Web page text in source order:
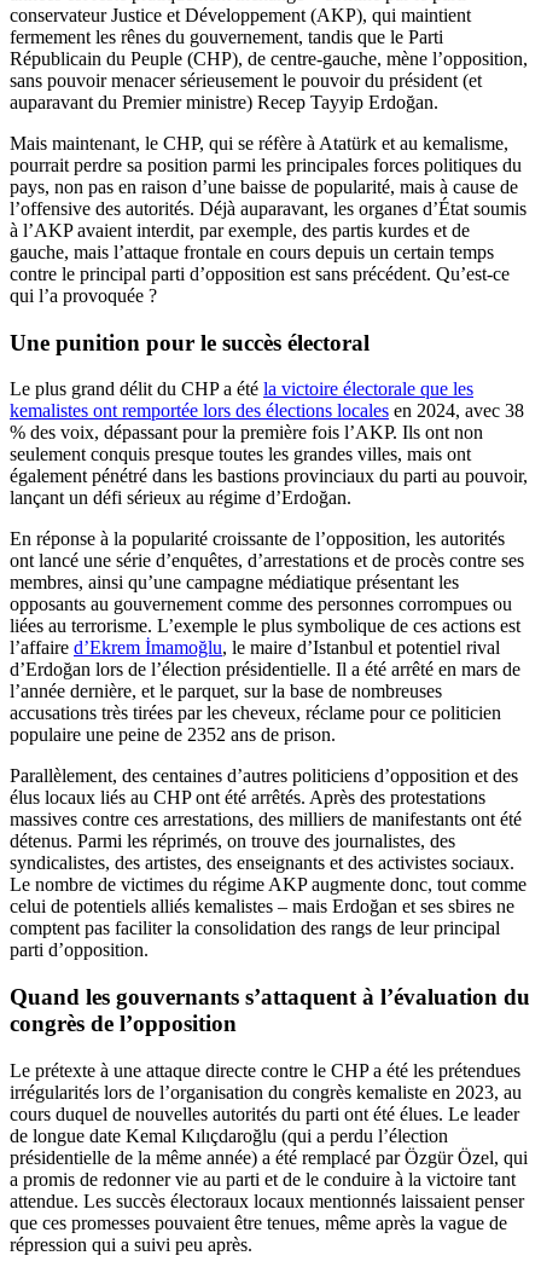
conservateur Justice et Développement (AKP), qui maintient
fermement les rênes du gouvernement, tandis que le Parti
Républicain du Peuple (CHP), de centre-gauche, mène l’opposition,
sans pouvoir menacer sérieusement le pouvoir du président (et
auparavant du Premier ministre) Recep Tayyip Erdoğan.
Mais maintenant, le CHP, qui se réfère à Atatürk et au kemalisme,
pourrait perdre sa position parmi les principales forces politiques du
pays, non pas en raison d’une baisse de popularité, mais à cause de
l’offensive des autorités. Déjà auparavant, les organes d’État soumis
à l’AKP avaient interdit, par exemple, des partis kurdes et de
gauche, mais l’attaque frontale en cours depuis un certain temps
contre le principal parti d’opposition est sans précédent. Qu’est-ce
qui l’a provoquée ?
Une punition pour le succès électoral
Le plus grand délit du CHP a été la victoire électorale que les
kemalistes ont remportée lors des élections locales en 2024, avec 38
% des voix, dépassant pour la première fois l’AKP. Ils ont non
seulement conquis presque toutes les grandes villes, mais ont
également pénétré dans les bastions provinciaux du parti au pouvoir,
lançant un défi sérieux au régime d’Erdoğan.
En réponse à la popularité croissante de l’opposition, les autorités
ont lancé une série d’enquêtes, d’arrestations et de procès contre ses
membres, ainsi qu’une campagne médiatique présentant les
opposants au gouvernement comme des personnes corrompues ou
liées au terrorisme. L’exemple le plus symbolique de ces actions est
l’affaire d’Ekrem İmamoğlu, le maire d’Istanbul et potentiel rival
d’Erdoğan lors de l’élection présidentielle. Il a été arrêté en mars de
l’année dernière, et le parquet, sur la base de nombreuses
accusations très tirées par les cheveux, réclame pour ce politicien
populaire une peine de 2352 ans de prison.
Parallèlement, des centaines d’autres politiciens d’opposition et des
élus locaux liés au CHP ont été arrêtés. Après des protestations
massives contre ces arrestations, des milliers de manifestants ont été
détenus. Parmi les réprimés, on trouve des journalistes, des
syndicalistes, des artistes, des enseignants et des activistes sociaux.
Le nombre de victimes du régime AKP augmente donc, tout comme
celui de potentiels alliés kemalistes – mais Erdoğan et ses sbires ne
comptent pas faciliter la consolidation des rangs de leur principal
parti d’opposition.
Quand les gouvernants s’attaquent à l’évaluation du
congrès de l’opposition
Le prétexte à une attaque directe contre le CHP a été les prétendues
irrégularités lors de l’organisation du congrès kemaliste en 2023, au
cours duquel de nouvelles autorités du parti ont été élues. Le leader
de longue date Kemal Kılıçdaroğlu (qui a perdu l’élection
présidentielle de la même année) a été remplacé par Özgür Özel, qui
a promis de redonner vie au parti et de le conduire à la victoire tant
attendue. Les succès électoraux locaux mentionnés laissaient penser
que ces promesses pouvaient être tenues, même après la vague de
répression qui a suivi peu après.